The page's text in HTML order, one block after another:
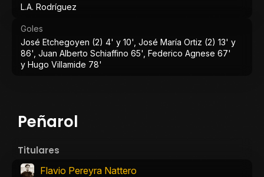
L.A. Rodríguez
Goles
José Etchegoyen (2) 4' y 10', José María Ortiz (2) 13' y
86', Juan Alberto Schiaffino 65', Federico Agnese 67'
y Hugo Villamide 78'
Peñarol
Titulares
Flavio Pereyra Nattero